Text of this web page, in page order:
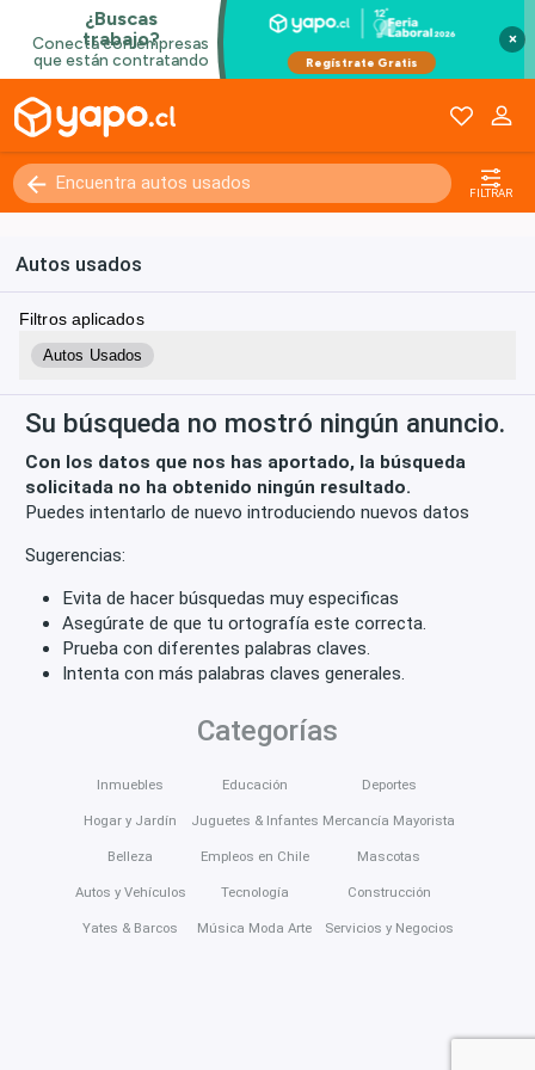
×
FILTRAR
Autos usados
Filtros aplicados
Autos Usados
Su búsqueda no mostró ningún anuncio.
Con los datos que nos has aportado, la búsqueda
solicitada no ha obtenido ningún resultado.
Puedes intentarlo de nuevo introduciendo nuevos datos
Sugerencias:
Evita de hacer búsquedas muy especificas
Asegúrate de que tu ortografía este correcta.
Prueba con diferentes palabras claves.
Intenta con más palabras claves generales.
Categorías
Inmuebles
Hogar y Jardín
Belleza
Autos y Vehículos
Yates & Barcos
Educación
Juguetes & Infantes
Empleos en Chile
Tecnología
Música Moda Arte
Deportes
Mercancía Mayorista
Mascotas
Construcción
Servicios y Negocios
Kilómetros 0 - 250000+